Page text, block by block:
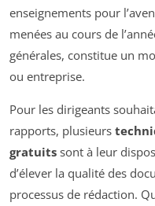
enseignements pour
menées au cours de
générales, constitue un
ou entreprise.
Pour les dirigeants
rapports, plusieurs
gratuits sont à leur
d’élever la qualité des
processus de rédaction.